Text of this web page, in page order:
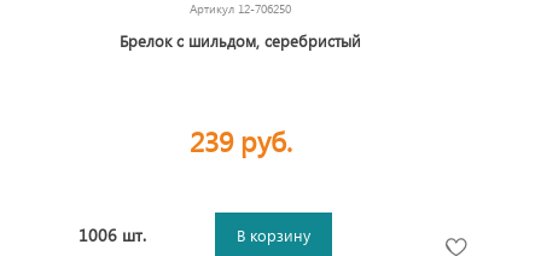
Артикул 12-706250
Брелок с шильдом, серебристый
239 руб.
1006 шт. В корзину